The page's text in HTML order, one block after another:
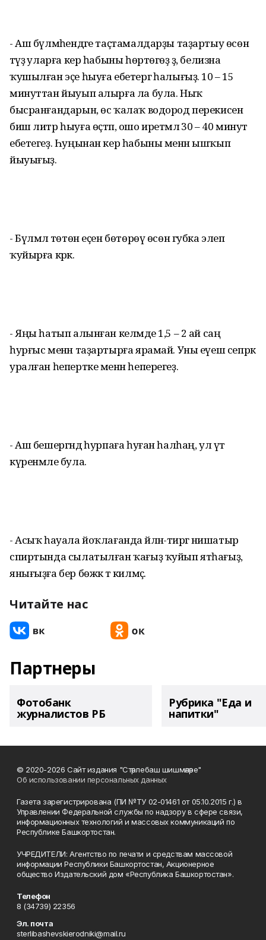
- Аш бүлмәһендәге таҫтамалдарҙы таҙартыу өсөн
тәүҙә уларға кер һабыны һөртөгөҙ ҙә, бе­лизна
ҡушыл­ған эҫе һыуға ебетергә һалығыҙ. 10 – 15
минуттан йыуып алыр­ға ла бу­ла. Ныҡ
бысранғандарын, өс ҡалаҡ водород перекисен
биш литр һыу­ға өҫтәп, ошо иретмәлә 30 – 40 минут
ебетегеҙ. Һуңынан кер һабыны менән ышҡып
йыуығыҙ.
- Бүлмәлә төтөн еҫен бөтөрөү өсөн губка элеп
ҡуйырға кәрәк.
- Яңы һатып алынған келәмде 1,5 – 2 ай саң
һурғыс менән таҙартырға ярамай. Уны еүеш сепрәк
уралған һепертке менән һеперегеҙ.
- Аш бешергәндә һурпаға һуған һалһаң, ул үтә
күренмәле була.
- Асыҡ һауала йоҡлағанда әйләнә-тирәгә нишатыр
спиртында сылатылған ҡағыҙ ҡуйып ятһағыҙ,
янығыҙға бер бөжәк тә килмәҫ.
Читайте нас
Партнеры
Фотобанк
журналистов РБ
Рубрика "Еда и
напитки"
© 2020-2026 Сайт издания "Стәрлебаш шишмәләре"
Об использовании персональных данных
Газета зарегистрирована (ПИ №ТУ 02-01461 от 05.10.2015 г.) в
Управлении Федеральной службы по надзору в сфере связи,
информационных технологий и массовых коммуникаций по
Республике Башкортостан.
УЧРЕДИТЕЛИ: Агентство по печати и средствам массовой
информации Республики Башкортостан, Акционерное
общество Издательский дом «Республика Башкортостан».
Телефон
8 (34739) 22356
Эл. почта
sterlibashevskierodniki@mail.ru